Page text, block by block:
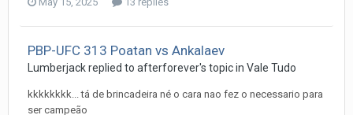
PBP-UFC 313 Poatan vs Ankalaev
Lumberjackreplied to afterforever's topic in Vale Tudo
kkkkkkkk... tá de brincadeira né o cara nao fez o necessario para
ser campeão